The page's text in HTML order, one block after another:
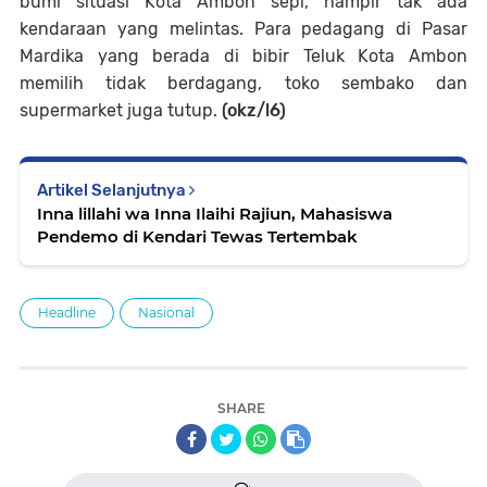
kendaraan yang melintas. Para pedagang di Pasar
Mardika yang berada di bibir Teluk Kota Ambon
memilih tidak berdagang, toko sembako dan
supermarket juga tutup. (okz/l6)
Artikel Selanjutnya
Inna lillahi wa Inna Ilaihi Rajiun, Mahasiswa
Pendemo di Kendari Tewas Tertembak
Headline Nasional
SHARE